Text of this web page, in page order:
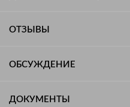
ОТЗЫВЫ
ОБСУЖДЕНИЕ
ДОКУМЕНТЫ